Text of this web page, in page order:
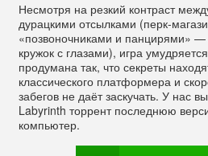
Несмотря на резкий контраст
дурацкими отсылками (перк-
«позвоночниками и панцирями»
кружок с глазами), игра
продумана так, что секреты
классического платформера и
забегов не даёт заскучать. У нас
Labyrinth торрент последнюю
компьютер.